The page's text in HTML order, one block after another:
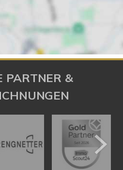
PARTNER &